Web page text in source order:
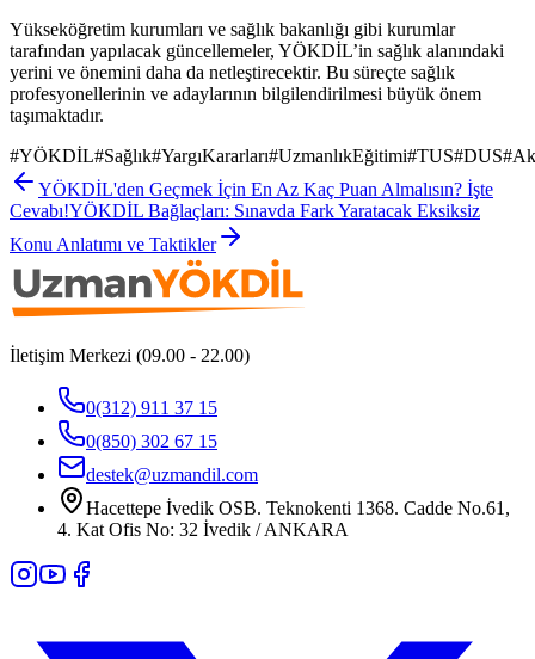
Yükseköğretim kurumları ve sağlık bakanlığı gibi kurumlar
tarafından yapılacak güncellemeler, YÖKDİL’in sağlık alanındaki
yerini ve önemini daha da netleştirecektir. Bu süreçte sağlık
profesyonellerinin ve adaylarının bilgilendirilmesi büyük önem
taşımaktadır.
#YÖKDİL#Sağlık#YargıKararları#UzmanlıkEğitimi#TUS#DUS#
YÖKDİL'den Geçmek İçin En Az Kaç Puan Almalısın? İşte
Cevabı!YÖKDİL Bağlaçları: Sınavda Fark Yaratacak Eksiksiz
Konu Anlatımı ve Taktikler
İletişim Merkezi (09.00 - 22.00)
0(312) 911 37 15
0(850) 302 67 15
destek@uzmandil.com
Hacettepe İvedik OSB. Teknokenti 1368. Cadde No.61,
4. Kat Ofis No: 32 İvedik / ANKARA